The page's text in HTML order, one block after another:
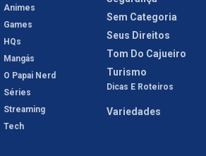
Animes
Games
HQs
Mangás
O Papai Nerd
Séries
Streaming
Tech
Sem Categoria
Seus Direitos
Tom Do Cajueiro
Turismo
Dicas E Roteiros
Variedades